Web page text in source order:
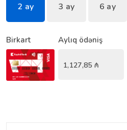
2 ay 3 ay 6 ay
Birkart Aylıq ödəniş
1,127,85 ₼